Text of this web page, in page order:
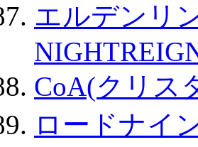
エルデンリ
CoA(クリス
ロードナイ